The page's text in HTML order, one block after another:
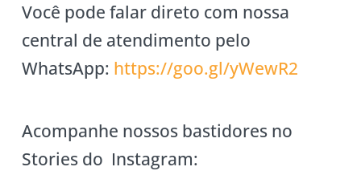
Você pode falar direto com nossa
central de atendimento pelo
WhatsApp: https://goo.gl/yWewR2
Acompanhe nossos bastidores no
Stories do Instagram: